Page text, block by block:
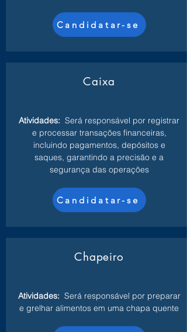
Candidatar-se
Caixa
Atividades: Será responsável por registrar
e processar transações financeiras,
incluindo pagamentos, depósitos e
saques, garantindo a precisão e a
segurança das operações
Candidatar-se
Chapeiro
Atividades: Será responsável por preparar
e grelhar alimentos em uma chapa quente